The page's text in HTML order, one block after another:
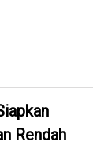
Rendah